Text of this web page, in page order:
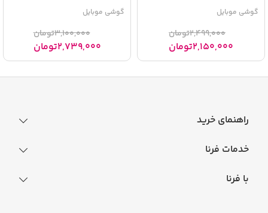
گوشی موبایل
2,499,000تومان
2,150,000تومان
گوشی موبایل
3,100,000تومان
2,739,000تومان
راهنمای خرید
راهنمای خرید اقساطی
خدمات فرنا
با فرنا